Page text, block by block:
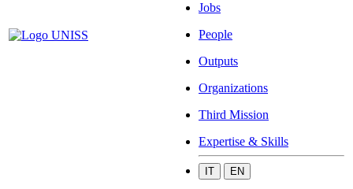
Jobs
People
Outputs
Organizations
Third Mission
Expertise & Skills
IT EN